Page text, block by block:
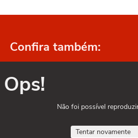
Confira também:
Ops!
Não foi possível
Tentar novamente